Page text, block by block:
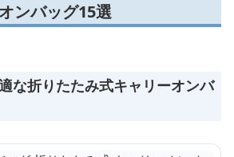
ンバッグ15選
な折りたたみ式キャリーオンバ